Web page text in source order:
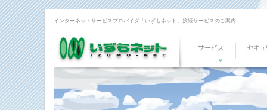
インターネットサービスプロバイダ「いずもネット」接続サービスのご案内
い
ず
も
ネ
ッ
ト
ー
ビ
ス